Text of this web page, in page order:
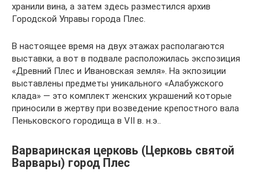
хранили вина, а затем здесь разместился архив
Городской Управы города Плес.
В настоящее время на двух этажах располагаются
выставки, а вот в подвале расположилась экспозиция
«Древний Плес и Ивановская земля». На экпозиции
выставлены предметы уникального «Алабужского
клада» — это комплект женских украшений которые
приносили в жертву при возведение крепостного вала
Пеньковского городища в VII в. н.э..
Варваринская церковь (Церковь святой
Варвары) город Плес